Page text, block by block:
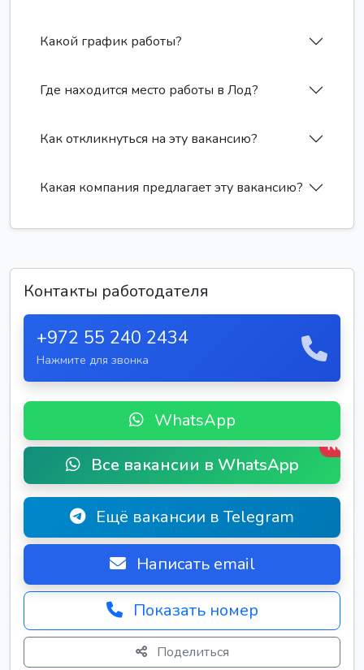
Какой график работы?
Где находится место работы в Лод?
Как откликнуться на эту вакансию?
Какая компания предлагает эту вакансию?
Контакты работодателя
+972 55 240 2434
Нажмите для звонка
WhatsApp
Все вакансии в WhatsApp
New
Ещё вакансии в Telegram
Написать email
Показать номер
Поделиться